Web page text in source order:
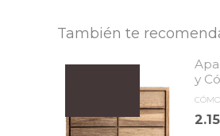
También te
y